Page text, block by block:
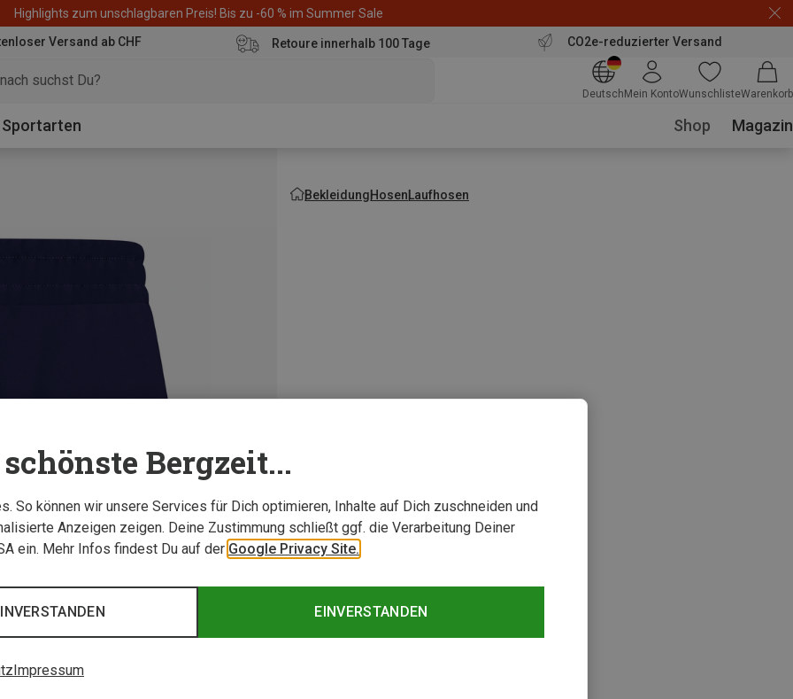
Artikel für mind. CHF 200 und spare 10 % auf den günstigsten mit Code
Versand ab CHF Retoure innerhalb 100 Tage CO2e-reduzierter Versand
Deutsch Mein KontoWunschlisteWarenkorb
Sportarten Shop Magazin
BekleidungHosenLaufhosen
Bergzeit...
So können wir unsere Services für Dich optimieren, Inhalte auf Dich zuschneiden und
Anzeigen zeigen. Deine Zustimmung schließt ggf. die Verarbeitung Deiner
ein. Mehr Infos findest Du auf der Google Privacy Site.
EINVERSTANDEN
Impressum